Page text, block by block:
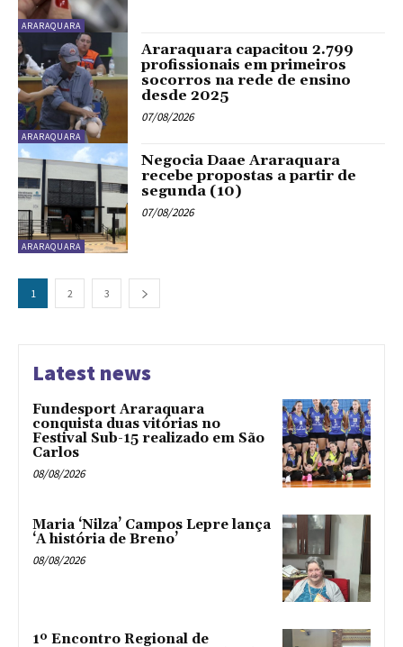
ARARAQUARA
ARARAQUARA
Araraquara capacitou 2.799
profissionais em primeiros
socorros na rede de ensino
desde 2025
07/08/2026
ARARAQUARA
Negocia Daae Araraquara
recebe propostas a partir de
segunda (10)
07/08/2026
1 2 3
Latest news
Fundesport Araraquara
conquista duas vitórias no
Festival Sub-15 realizado em São
Carlos
08/08/2026
Maria ‘Nilza’ Campos Lepre lança
‘A história de Breno’
08/08/2026
1º Encontro Regional de